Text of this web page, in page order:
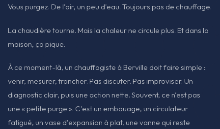
Vous purgez. De l'air, un peu d'eau. Toujours pas de chauffage.
La chaudière tourne. Mais la chaleur ne circule plus. Et dans la
maison, ça pique.
À ce moment-là, un chauffagiste à Berville doit faire simple :
venir, mesurer, trancher. Pas discuter. Pas improviser. Un
diagnostic clair, puis une action nette. Souvent, ce n'est pas
une « petite purge ». C'est un embouage, un circulateur
fatigué, un vase d'expansion à plat, une vanne qui reste